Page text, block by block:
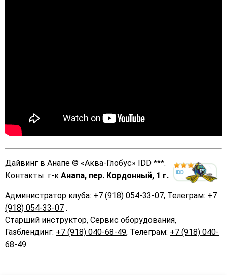
Дайвинг в Анапе © «Аква-Глобус» IDD ***.
Контакты: г-к Анапа, пер. Кордонный, 1 г.
Администратор клуба: +7 (918) 054-33-07, Телеграм: +7
(918) 054-33-07 .
Старший инструктор, Сервис оборудования,
Газблендинг: +7 (918) 040-68-49, Телеграм: +7 (918) 040-
68-49.